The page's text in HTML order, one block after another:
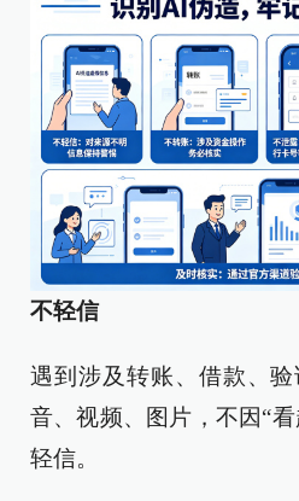
不轻信
遇到涉及转账、借款、
音、视频、图片，不因“
轻信。